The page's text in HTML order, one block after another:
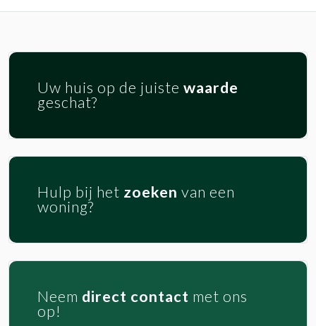
Uw huis op de juiste waarde
geschat?
Hulp bij het zoeken van een
woning?
Neem direct contact met ons
op!